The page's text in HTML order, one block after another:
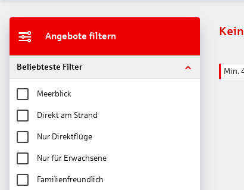
Angebote filtern
Beliebteste Filter
Meerblick
Direkt am Strand
Nur Direktflüge
Nur für Erwachsene
Familienfreundlich
Min.